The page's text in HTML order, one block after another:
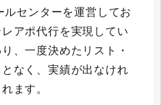
センターを運営してお
アポ代行を実現してい
、一度決めたリスト・
なく、実績が出なけれ
ます。